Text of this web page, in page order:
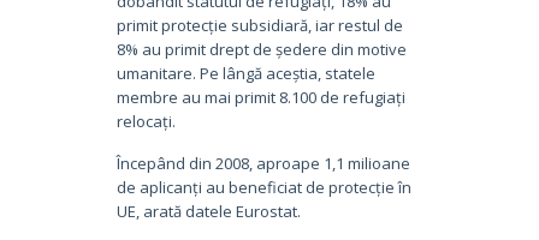
primit protecție subsidiară, iar restul de
8% au primit drept de ședere din motive
umanitare. Pe lângă aceștia, statele
membre au mai primit 8.100 de refugiați
relocați.
Începând din 2008, aproape 1,1 milioane
de aplicanți au beneficiat de protecție în
UE, arată datele Eurostat.